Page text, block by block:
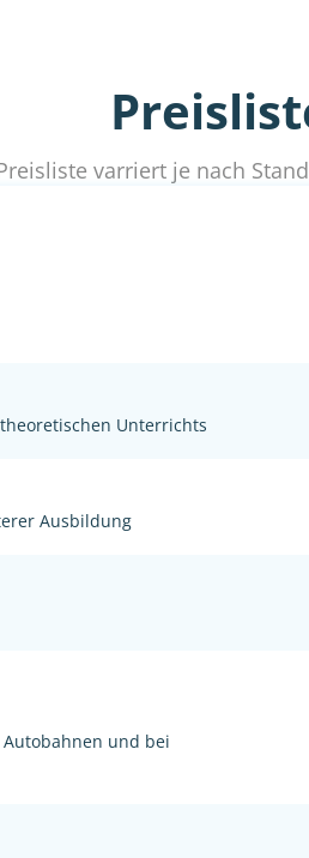
varriert je nach
Unterrichts
Ausbildung
und bei